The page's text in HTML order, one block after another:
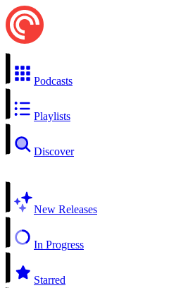
Podcasts
Playlists
Discover
New Releases
In Progress
Starred